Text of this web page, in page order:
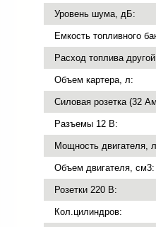
Уровень шума, дБ:
Емкость топливного
Расход топлива
Объем картера, л:
Силовая розетка (32
Разъемы 12 В:
Мощность двигателя,
Объем двигателя, см3:
Розетки 220 В:
Кол.цилиндров: